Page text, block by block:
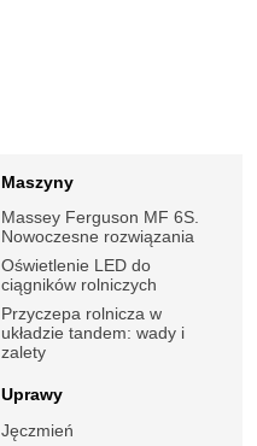
Maszyny
Massey Ferguson MF 6S.
Nowoczesne rozwiązania
Oświetlenie LED do
ciągników rolniczych
Przyczepa rolnicza w
układzie tandem: wady i
zalety
Uprawy
Jęczmień